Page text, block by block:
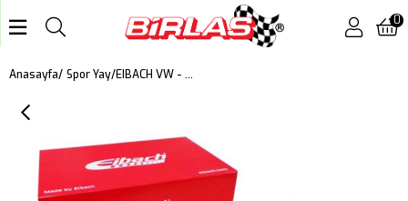
0
Anasayfa Spor Yay EIBACH VW - MULTIVAN T5-T6 PRO KIT 30 MM